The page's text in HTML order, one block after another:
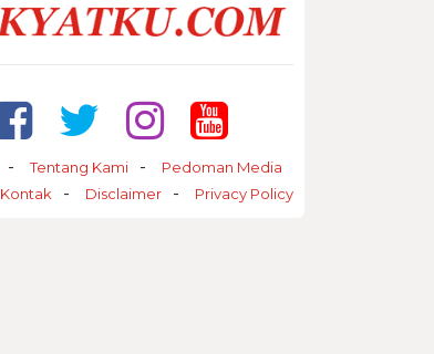
Tentang Kami
Pedoman Media
Kontak Disclaimer Privacy Policy